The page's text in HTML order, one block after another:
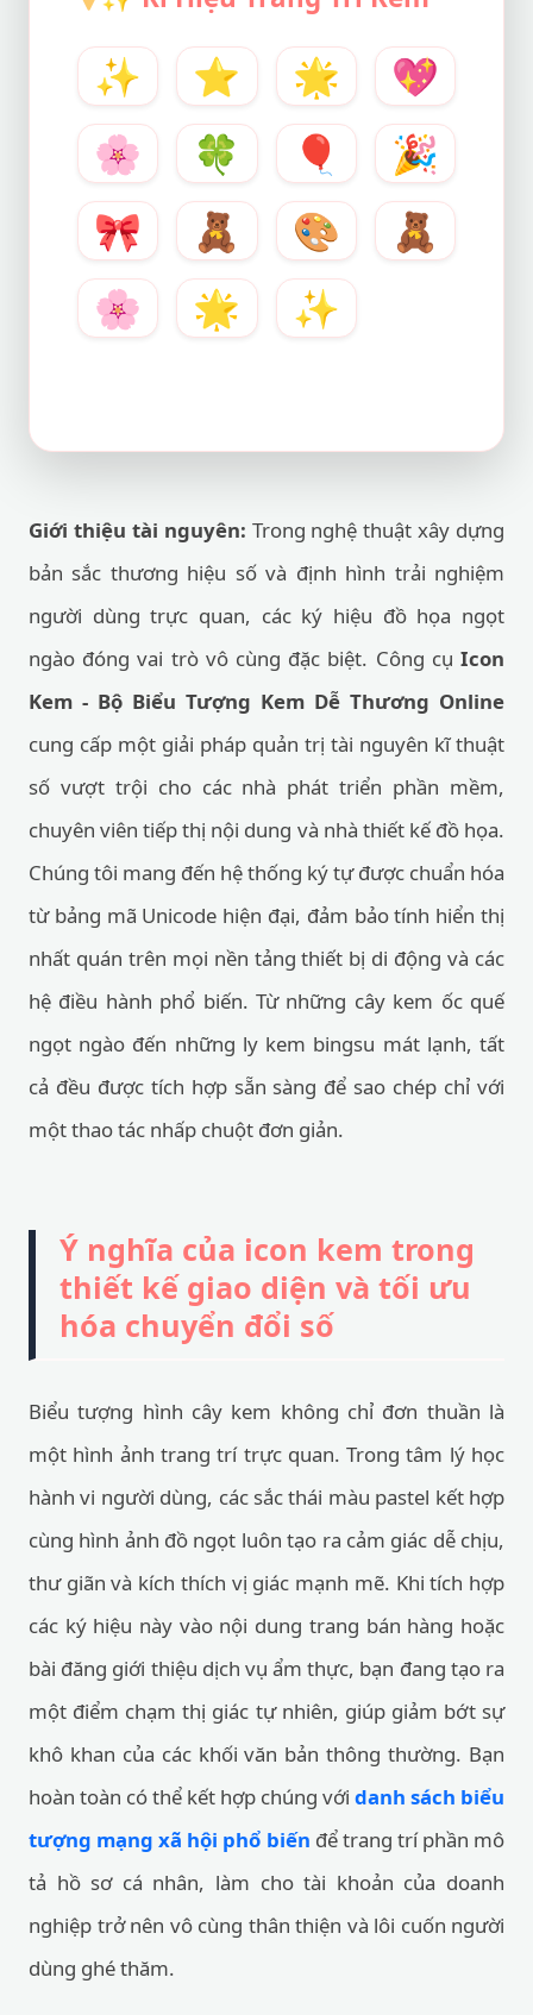
✨ ⭐ 🌟
💖
🌸
🍀 🎈
🎉
🎀
🧸 🎨
🧸
🌸
🌟 ✨
Giới thiệu tài nguyên: Trong nghệ thuật xây dựng
bản sắc thương hiệu số và định hình trải nghiệm
người dùng trực quan, các ký hiệu đồ họa ngọt
ngào đóng vai trò vô cùng đặc biệt. Công cụ Icon
Kem - Bộ Biểu Tượng Kem Dễ Thương Online
cung cấp một giải pháp quản trị tài nguyên kĩ thuật
số vượt trội cho các nhà phát triển phần mềm,
chuyên viên tiếp thị nội dung và nhà thiết kế đồ họa.
Chúng tôi mang đến hệ thống ký tự được chuẩn hóa
từ bảng mã Unicode hiện đại, đảm bảo tính hiển thị
nhất quán trên mọi nền tảng thiết bị di động và các
hệ điều hành phổ biến. Từ những cây kem ốc quế
ngọt ngào đến những ly kem bingsu mát lạnh, tất
cả đều được tích hợp sẵn sàng để sao chép chỉ với
một thao tác nhấp chuột đơn giản.
Ý nghĩa của icon kem trong
thiết kế giao diện và tối ưu
hóa chuyển đổi số
Biểu tượng hình cây kem không chỉ đơn thuần là
một hình ảnh trang trí trực quan. Trong tâm lý học
hành vi người dùng, các sắc thái màu pastel kết hợp
cùng hình ảnh đồ ngọt luôn tạo ra cảm giác dễ chịu,
thư giãn và kích thích vị giác mạnh mẽ. Khi tích hợp
các ký hiệu này vào nội dung trang bán hàng hoặc
bài đăng giới thiệu dịch vụ ẩm thực, bạn đang tạo ra
một điểm chạm thị giác tự nhiên, giúp giảm bớt sự
khô khan của các khối văn bản thông thường. Bạn
hoàn toàn có thể kết hợp chúng với danh sách biểu
tượng mạng xã hội phổ biến để trang trí phần mô
tả hồ sơ cá nhân, làm cho tài khoản của doanh
nghiệp trở nên vô cùng thân thiện và lôi cuốn người
dùng ghé thăm.